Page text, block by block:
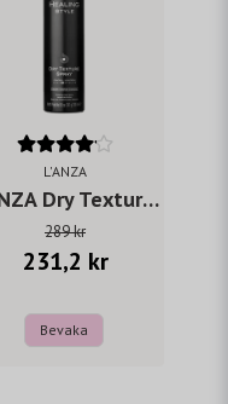
L'ANZA
L'ANZA Dry Texture Spray 300 ml
289 kr
231,2 kr
Bevaka